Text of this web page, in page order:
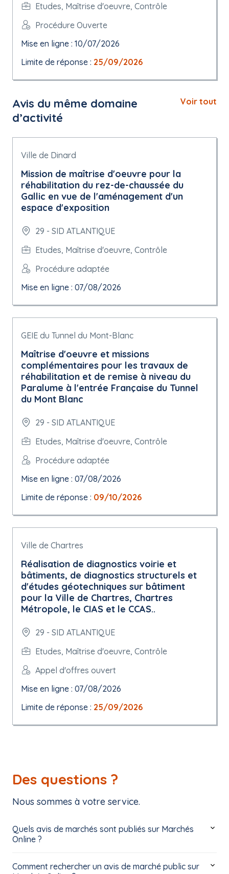
Etudes, Maîtrise d'oeuvre, Contrôle
Procédure Ouverte
Mise en ligne : 10/07/2026
Limite de réponse : 25/09/2026
Avis du même domaine
d’activité
Voir tout
Ville de Dinard
Mission de maîtrise d'oeuvre pour la
réhabilitation du rez-de-chaussée du
Gallic en vue de l'aménagement d'un
espace d'exposition
29 - SID ATLANTIQUE
Etudes, Maîtrise d'oeuvre, Contrôle
Procédure adaptée
Mise en ligne : 07/08/2026
GEIE du Tunnel du Mont-Blanc
Maîtrise d'oeuvre et missions
complémentaires pour les travaux de
réhabilitation et de remise à niveau du
Paralume à l'entrée Française du Tunnel
du Mont Blanc
29 - SID ATLANTIQUE
Etudes, Maîtrise d'oeuvre, Contrôle
Procédure adaptée
Mise en ligne : 07/08/2026
Limite de réponse : 09/10/2026
Ville de Chartres
Réalisation de diagnostics voirie et
bâtiments, de diagnostics structurels et
d'études géotechniques sur bâtiment
pour la Ville de Chartres, Chartres
Métropole, le CIAS et le CCAS..
29 - SID ATLANTIQUE
Etudes, Maîtrise d'oeuvre, Contrôle
Appel d'offres ouvert
Mise en ligne : 07/08/2026
Limite de réponse : 25/09/2026
Des questions ?
Nous sommes à votre service.
Quels avis de marchés sont publiés sur Marchés
Online ?
Comment rechercher un avis de marché public sur